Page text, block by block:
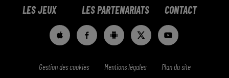
LES JEUX LES PARTENARIATS CONTACT
Gestion des cookies Mentions légales Plan du site